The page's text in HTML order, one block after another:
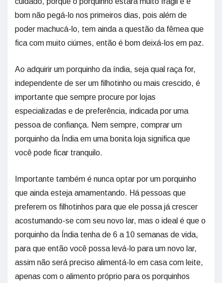
bom não pegá-lo nos primeiros dias, pois além de
poder machucá-lo, tem ainda a questão da fêmea que
fica com muito ciúmes, então é bom deixá-los em paz.
Ao adquirir um porquinho da índia, seja qual raça for,
independente de ser um filhotinho ou mais crescido, é
importante que sempre procure por lojas
especializadas e de preferência, indicada por uma
pessoa de confiança. Nem sempre, comprar um
porquinho da Índia em uma bonita loja significa que
você pode ficar tranquilo.
Importante também é nunca optar por um porquinho
que ainda esteja amamentando. Há pessoas que
preferem os filhotinhos para que ele possa já crescer
acostumando-se com seu novo lar, mas o ideal é que o
porquinho da Índia tenha de 6 a 10 semanas de vida,
para que então você possa levá-lo para um novo lar,
assim não será preciso alimentá-lo em casa com leite,
apenas com o alimento próprio para os porquinhos